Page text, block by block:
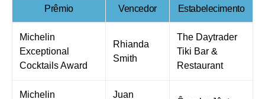
Prêmio Vencedor Estabelecimento
Michelin
Exceptional
Cocktails Award
Rhianda
Smith
The Daytrader
Tiki Bar &
Restaurant
Michelin
Juan